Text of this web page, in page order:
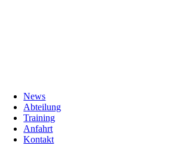
News
Abteilung
Training
Anfahrt
Kontakt